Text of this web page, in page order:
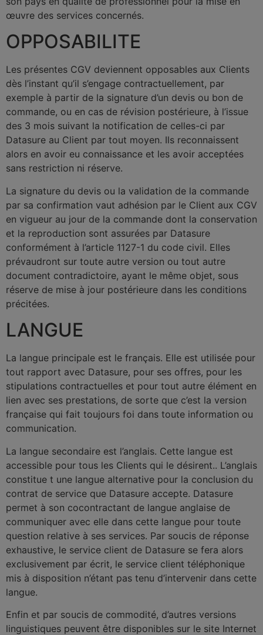
œuvre des services concernés.
OPPOSABILITE
Les présentes CGV deviennent opposables aux Clients
dès l’instant qu’il s’engage contractuellement, par
exemple à partir de la signature d’un devis ou bon de
commande, ou en cas de révision postérieure, à l’issue
des 3 mois suivant la notification de celles-ci par
Datasure au Client par tout moyen. Ils reconnaissent
alors en avoir eu connaissance et les avoir acceptées
sans restriction ni réserve.
La signature du devis ou la validation de la commande
par sa confirmation vaut adhésion par le Client aux CGV
en vigueur au jour de la commande dont la conservation
et la reproduction sont assurées par Datasure
conformément à l’article 1127-1 du code civil. Elles
prévaudront sur toute autre version ou tout autre
document contradictoire, ayant le même objet, sous
réserve de mise à jour postérieure dans les conditions
précitées.
LANGUE
La langue principale est le français. Elle est utilisée pour
tout rapport avec Datasure, pour ses offres, pour les
stipulations contractuelles et pour tout autre élément en
lien avec ses prestations, de sorte que c’est la version
française qui fait toujours foi dans toute information ou
communication.
La langue secondaire est l’anglais. Cette langue est
accessible pour tous les Clients qui le désirent.. L’anglais
constitue t une langue alternative pour la conclusion du
contrat de service que Datasure accepte. Datasure
permet à son cocontractant de langue anglaise de
communiquer avec elle dans cette langue pour toute
question relative à ses services. Par soucis de réponse
exhaustive, le service client de Datasure se fera alors
exclusivement par écrit, le service client téléphonique
mis à disposition n’étant pas tenu d’intervenir dans cette
langue.
Enfin et par soucis de commodité, d’autres versions
linguistiques peuvent être disponibles sur le site Internet